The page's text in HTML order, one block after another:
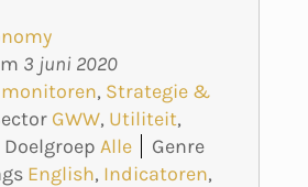
3 juni 2020
, Strategie &
GWW, Utiliteit,
Doelgroep Alle
Genre
English, Indicatoren,